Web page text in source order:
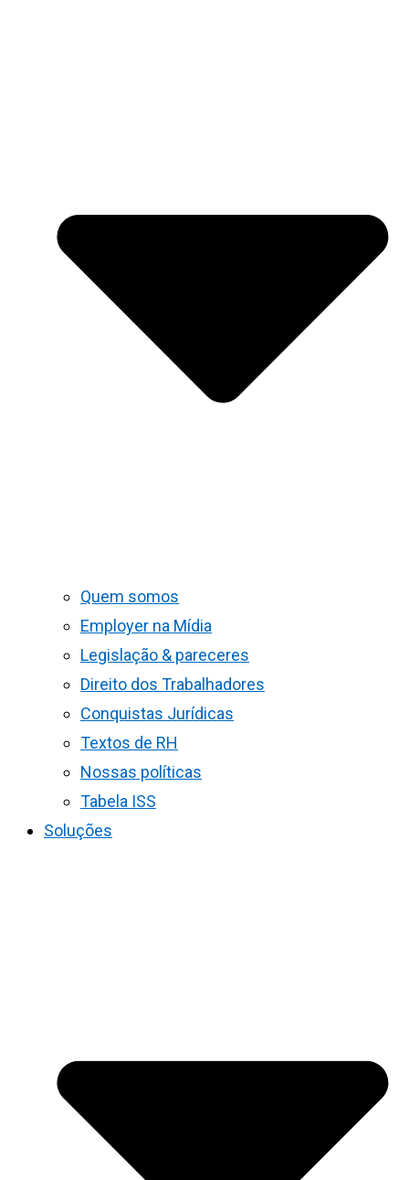
Quem somos
Employer na Mídia
Legislação & pareceres
Direito dos Trabalhadores
Conquistas Jurídicas
Textos de RH
Nossas políticas
Tabela ISS
Soluções